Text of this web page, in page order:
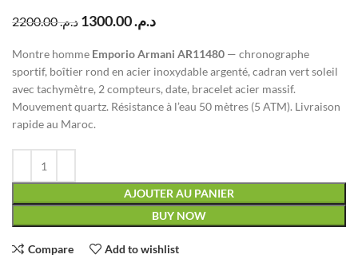
د.م.2200.00 د.م.
Montre homme Emporio Armani AR11480 — chronographe
sportif, boîtier rond en acier inoxydable argenté, cadran vert soleil
avec tachymètre, 2 compteurs, date, bracelet acier massif.
Mouvement quartz. Résistance à l’eau 50 mètres (5 ATM). Livraison
rapide au Maroc.
AJOUTER AU PANIER
BUY NOW
Compare Add to wishlist